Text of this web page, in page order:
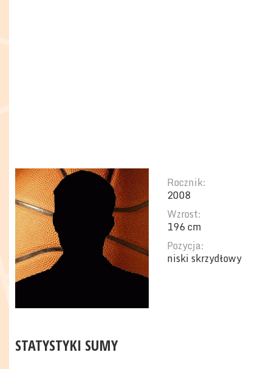
Rocznik:
2008
Wzrost:
196 cm
Pozycja:
niski skrzydłowy
STATYSTYKI SUMY